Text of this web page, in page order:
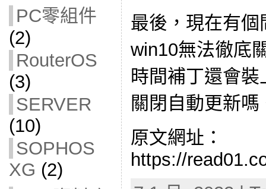
PC零組件
(2)
RouterOS
(3)
SERVER
(10)
SOPHOS
XG (2)
最後，現在有
win10無法徹底
時間補丁還會
關閉自動更新嗎
原文網址：
https://